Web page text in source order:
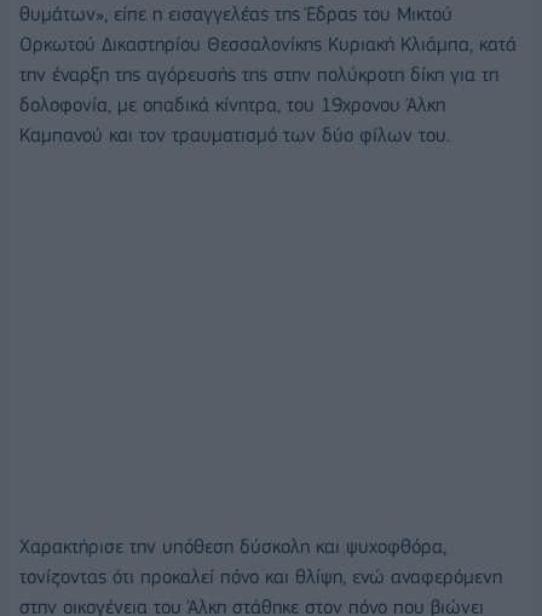
θυμάτων», είπε η εισαγγελέας της Έδρας του Μικτού
Ορκωτού Δικαστηρίου Θεσσαλονίκης Κυριακή Κλιάμπα, κατά
την έναρξη της αγόρευσής της στην πολύκροτη δίκη για τη
δολοφονία, με οπαδικά κίνητρα, του 19χρονου Άλκη
Καμπανού και τον τραυματισμό των δύο φίλων του.
Χαρακτήρισε την υπόθεση δύσκολη και ψυχοφθόρα,
τονίζοντας ότι προκαλεί πόνο και θλίψη, ενώ αναφερόμενη
στην οικογένεια του Άλκη στάθηκε στον πόνο που βιώνει